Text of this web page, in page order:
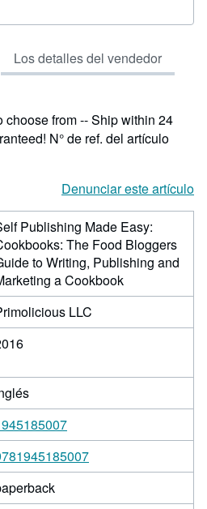
vendedor:
de
5
Los detalles del vendedor
choose from -- Ship within 24
N° de ref. del artículo
Denunciar este artículo
Publishing Made Easy:
The Food Bloggers
to Writing, Publishing and
a Cookbook
LLC